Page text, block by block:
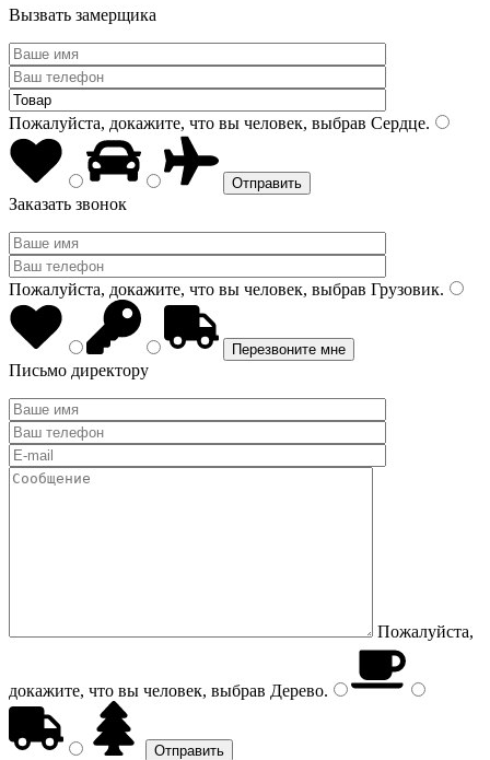
Вызвать замерщика
Пожалуйста, докажите, что вы человек, выбрав Сердце.
Заказать звонок
Пожалуйста, докажите, что вы человек, выбрав Грузовик.
Письмо директору
Пожалуйста,
докажите, что вы человек, выбрав Дерево.